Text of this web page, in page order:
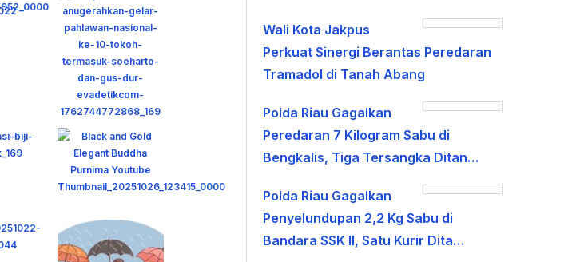
Wali Kota Jakpus
Perkuat Sinergi Berantas Peredaran
Tramadol di Tanah Abang
Polda Riau Gagalkan
Peredaran 7 Kilogram Sabu di
Bengkalis, Tiga Tersangka Ditan…
Polda Riau Gagalkan
Penyelundupan 2,2 Kg Sabu di
Bandara SSK II, Satu Kurir Dita…